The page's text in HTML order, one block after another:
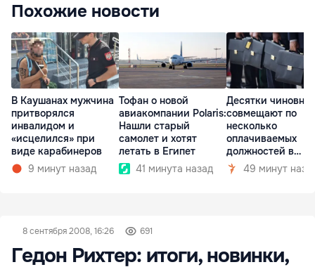
Похожие новости
В Каушанах мужчина
притворялся
инвалидом и
«исцелился» при
виде карабинеров
9 минут назад
Тофан о новой
авиакомпании Polaris:
Нашли старый
самолет и хотят
летать в Египет
41 минута назад
Десятки
совмещают по
несколько
оплачиваемых
должностей в
госкомпаниях
49 минут
8 сентября 2008, 16:26 691
Гедон Рихтер: итоги, новинки,